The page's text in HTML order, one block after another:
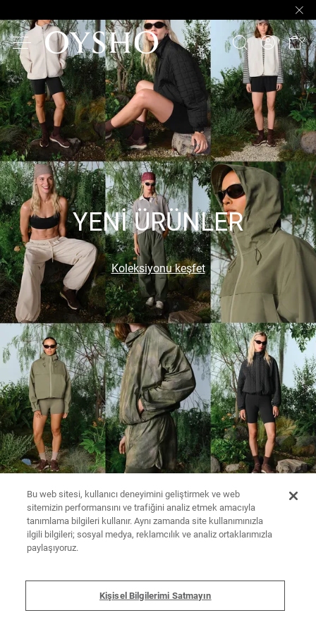
YENI ÜRÜNLER
Koleksiyonu keşfet
TAYT TRİKO
Bu web sitesi, kullanıcı deneyimini geliştirmek ve web
sitemizin performansını ve trafiğini analiz etmek amacıyla
tanımlama bilgileri kullanır. Aynı zamanda site kullanımınızla
ilgili bilgileri; sosyal medya, reklamcılık ve analiz ortaklarımızla
paylaşıyoruz.
Kişisel Bilgilerimi Satmayın